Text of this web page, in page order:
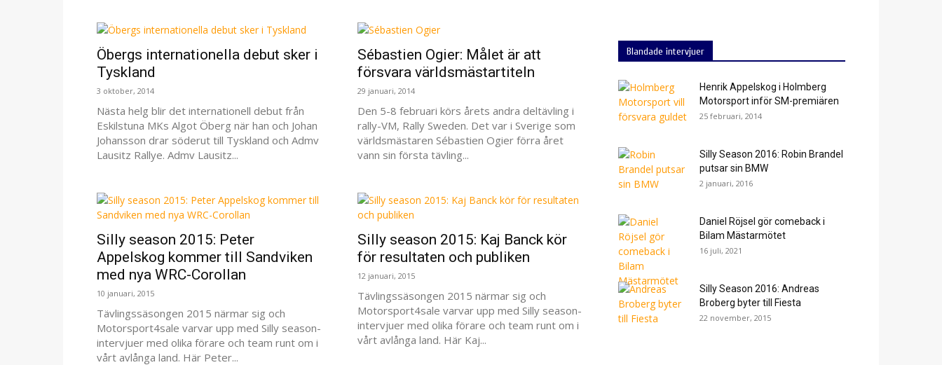
Öbergs internationella debut sker i
Tyskland
3 oktober, 2014
Nästa helg blir det internationell debut från
Eskilstuna MKs Algot Öberg när han och Johan
Johansson drar söderut till Tyskland och Admv
Lausitz Rallye. Admv Lausitz...
Sébastien Ogier: Målet är att
försvara världsmästartiteln
29 januari, 2014
Den 5-8 februari körs årets andra deltävling i
rally-VM, Rally Sweden. Det var i Sverige som
världsmästaren Sébastien Ogier förra året
vann sin första tävling...
Silly season 2015: Peter
Appelskog kommer till Sandviken
med nya WRC-Corollan
10 januari, 2015
Tävlingssäsongen 2015 närmar sig och
Motorsport4sale varvar upp med Silly season-
intervjuer med olika förare och team runt om i
vårt avlånga land. Här Peter...
Silly season 2015: Kaj Banck kör
för resultaten och publiken
12 januari, 2015
Tävlingssäsongen 2015 närmar sig och
Motorsport4sale varvar upp med Silly season-
intervjuer med olika förare och team runt om i
vårt avlånga land. Här Kaj...
Blandade intervjuer
Henrik Appelskog i Holmberg
Motorsport inför SM-premiären
25 februari, 2014
Silly Season 2016: Robin Brandel
putsar sin BMW
2 januari, 2016
Daniel Röjsel gör comeback i
Bilam Mästarmötet
16 juli, 2021
Silly Season 2016: Andreas
Broberg byter till Fiesta
22 november, 2015